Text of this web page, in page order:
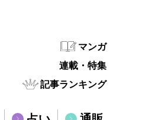
マンガ
連載・特集
記事ランキング